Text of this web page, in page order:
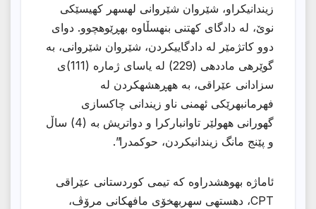
زیندانیكراو، شێروان شێروانی لهسهر كهیسێكی
نوێ، له دادگای كهتنی بنهسڵاوه بهڕێوهچوو. دوای
دوو كاتژمێر له دادگاییكردن، شێروان شێروانی، به
گوێرهی ماددهی (229) له یاسای ژماره (111)ی
سزادانی عێراقی، به ههڕهشهكردن له
فهرمانبهرێكی ئهمنی ناو زیندانی چاكسازی
گهورانی ههولێر تاوانباركرا و دواتریش به (4) ساڵ
و پێنج مانگ زیندانیكردن، حوكمدرا”.
ئاماژه بهوهشدراوه كه تیمی كوردستانی عێراقی
CPT، دهستهی سهربهخۆی مافهكانی مرۆڤ،